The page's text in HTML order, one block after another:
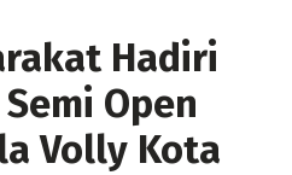
Hadiri
Open
Volly Kota